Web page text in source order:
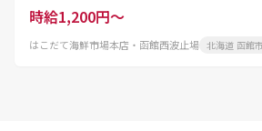
時給1,200円～
はこだて海鮮市場本店・函館西波止場 北海道 函館市